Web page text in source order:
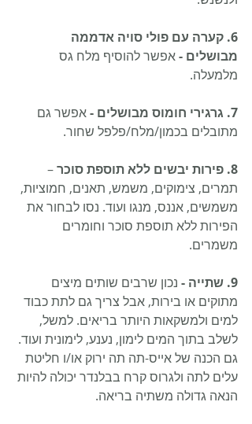
6. קערה עם פולי סויה אדממה
מבושלים - אפשר להוסיף מלח גס
מלמעלה.
7. גרגירי חומוס מבושלים -
אפשר גם
מתובלים בכמון/מלח/פלפל שחור.
8. פירות יבשים ללא תוספת סוכר
–
תמרים, צימוקים, משמש, תאנים, חמוציות,
משמשים, אננס, מנגו ועוד. נסו לבחור את
הפירות ללא תוספת סוכר וחומרים
משמרים.
9. שתייה -
נכון שרבים שותים מיצים
מתוקים או בירות, אבל צריך גם לתת כבוד
למים ולמשקאות היותר בריאים. למשל,
לשלב בתוך המים לימון, נענע, לימונית ועוד.
גם הכנה של אייס-תה תה ירוק או/ו חליטת
עלים לתה ולגרוס קרח בבלנדר יכולה להיות
הנאה גדולה משתיה בריאה.